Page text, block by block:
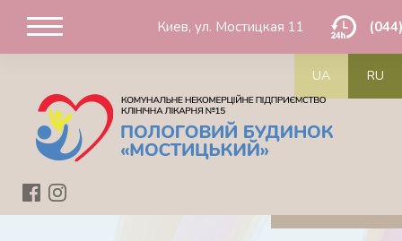
Киев, ул. Мостицкая 11
UA RU